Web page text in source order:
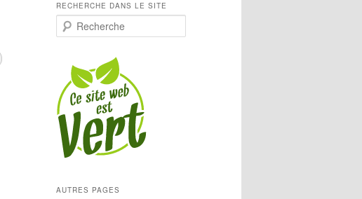
RECHERCHE DANS LE SITE
e
c
h
e
AUTRES PAGES